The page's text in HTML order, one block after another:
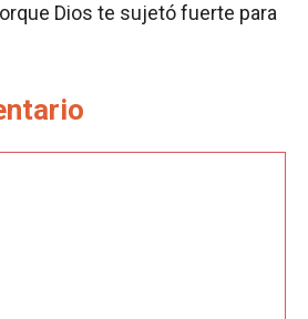
Dios te sujetó fuerte para